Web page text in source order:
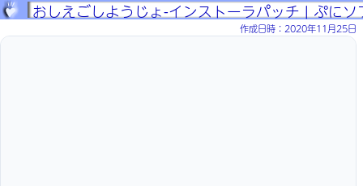
おしえごしようじょ-インストーラパッチ | ぷにソ
作成日時：2020年11月25日